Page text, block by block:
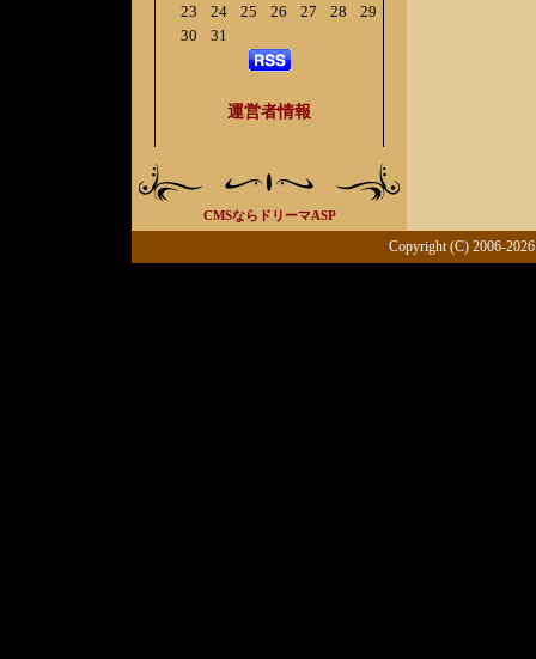
23
30
24
31
25
26
27
28
29
運営者情報
CMSならドリーマASP
Copyright (C) 2006-